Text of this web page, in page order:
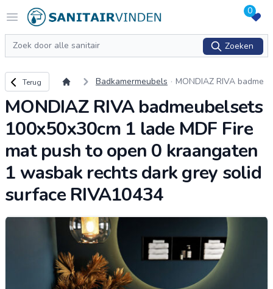
Open menu
Logo sanitairvinden.nl 0
Zoeken
Zoeken
Terug naar overzicht
Terug Badkamermeubels
MONDIAZ RIVA badme
1 lade MDF Fire mat pu
n 1 wasbak rechts...
MONDIAZ RIVA badmeubelsets
100x50x30cm 1 lade MDF Fire
mat push to open 0 kraangaten
1 wasbak rechts dark grey solid
surface RIVA10434